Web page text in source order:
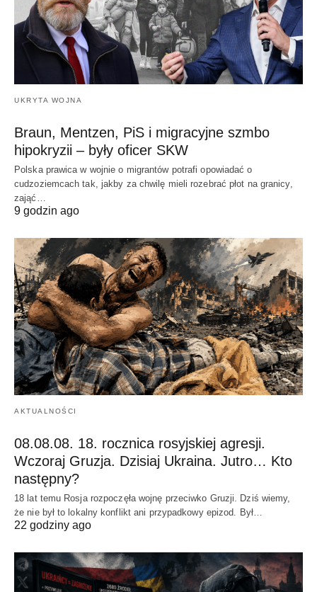
UKRYTA WOJNA
Braun, Mentzen, PiS i migracyjne szmbo
hipokryzii – były oficer SKW
Polska prawica w wojnie o migrantów potrafi opowiadać o
cudzoziemcach tak, jakby za chwilę mieli rozebrać płot na granicy,
zająć…
9 godzin ago
AKTUALNOŚCI
08.08.08. 18. rocznica rosyjskiej agresji.
Wczoraj Gruzja. Dzisiaj Ukraina. Jutro… Kto
następny?
18 lat temu Rosja rozpoczęła wojnę przeciwko Gruzji. Dziś wiemy,
że nie był to lokalny konflikt ani przypadkowy epizod. Był…
22 godziny ago